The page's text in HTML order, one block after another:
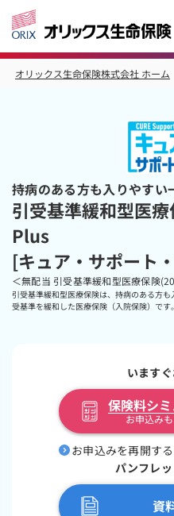
オリックス生命保険株式会社 ホーム
持病のある方も入りやすい
引受基準緩和型医
Plus
[キュア・サポート
＜無配当 引受基準緩和型医療保険
引受基準緩和型医療保険は、持病のある方
受基準を緩和した医療保険（入院保険）です。
います
保険料シ
お申込み
お申込みを再開する
パンフレ
資